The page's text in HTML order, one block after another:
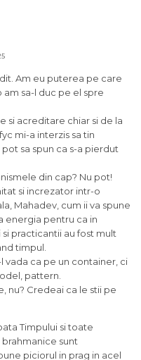
Am eu puterea pe care
sa-l duc pe el spre
si acreditare chiar si de la
mi-a interzis sa tin
sa spun ca s-a pierdut
din cap? Nu pot!
si increzator intr-o
Mahadev, cum ii va spune
energia pentru ca in
practicantii au fost mult
timpul.
vada ca pe un container, ci
pattern.
nu? Credeai ca le stii pe
Timpului si toate
sunt
piciorul in prag in acel